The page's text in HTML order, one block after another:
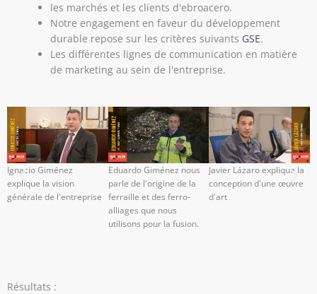
les marchés et les clients d'ebroacero.
Notre engagement en faveur du développement
durable repose sur les critères suivants GSE.
Les différentes lignes de communication en matière
de marketing au sein de l'entreprise.
Ignacio Giménez
explique la vision
générale de l'entreprise
Eduardo Giménez nous
parle de l'origine de la
ferraille et des ferro-
alliages que nous
utilisons pour la fusion.
Javier Lázaro explique la
conception d'une œuvre
d'art
Résultats :